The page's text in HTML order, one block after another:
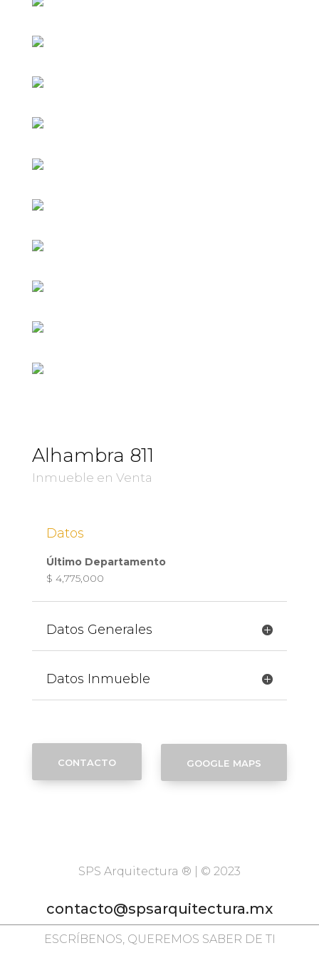
Alhambra 811
Inmueble en Venta
Datos
Último Departamento
$ 4,775,000
Datos Generales
Datos Inmueble
contacto google maps
SPS Arquitectura ® | © 2023
contacto@spsarquitectura.mx
ESCRÍBENOS, QUEREMOS SABER DE TI